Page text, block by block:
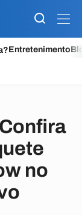
Entretenimento
no